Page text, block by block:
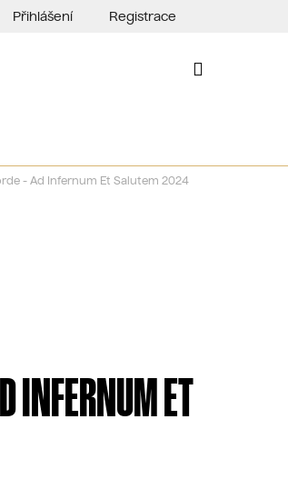
Přihlášení Registrace
- Ad Infernum Et Salutem 2024
INFERNUM ET